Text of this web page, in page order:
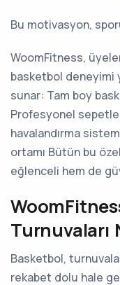
Bu motivasyon,
WoomFitness,
basketbol deneyimi
sunar: Tam boy
Profesyonel
havalandırma
ortamı Bütün bu
eğlenceli hem de
Turnuvaları
Basketbol,
rekabet dolu hale